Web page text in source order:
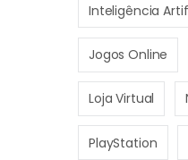
Inteligência
Jogos Online
Loja Virtual
PlayStation